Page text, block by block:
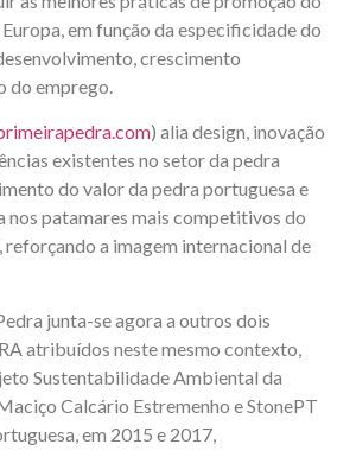
em função da especificidade do
crescimento
do emprego.
) alia design, inovação
existentes no setor da pedra
do valor da pedra portuguesa e
nos patamares mais competitivos do
a imagem internacional de
junta-se agora a outros dois
atribuídos neste mesmo contexto,
Sustentabilidade Ambiental da
Calcário Estremenho e StonePT
em 2015 e 2017,